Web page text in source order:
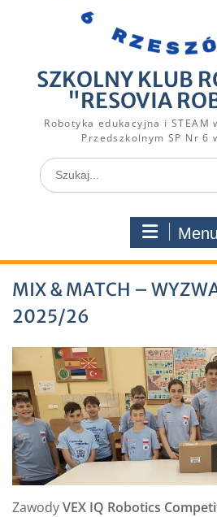
SZKOLNY KLUB
"RESOVIA
Robotyka edukacyjna i STEAM
Przedszkolnym SP Nr 6
Search
for:
Menu
MIX & MATCH –
2025/26
ZawodyVEX IQ Robotics